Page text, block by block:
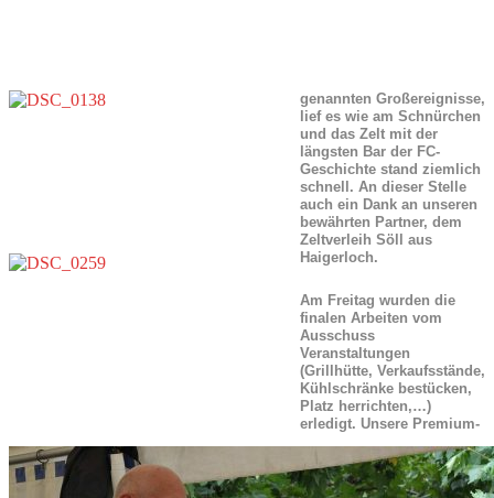
genannten Großereignisse,
lief es wie am Schnürchen
und das Zelt mit der
längsten Bar der FC-
Geschichte stand ziemlich
schnell. An dieser Stelle
auch ein Dank an unseren
bewährten Partner, dem
Zeltverleih Söll aus
Haigerloch.
Am Freitag wurden die
finalen Arbeiten vom
Ausschuss
Veranstaltungen
(Grillhütte, Verkaufsstände,
Kühlschränke bestücken,
Platz herrichten,…)
erledigt. Unsere Premium-